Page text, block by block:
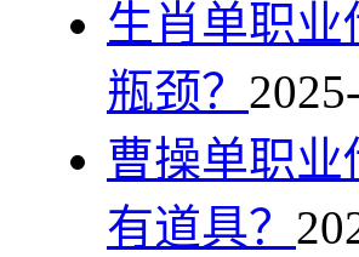
生肖单职
瓶颈？
曹操单职
有道具？